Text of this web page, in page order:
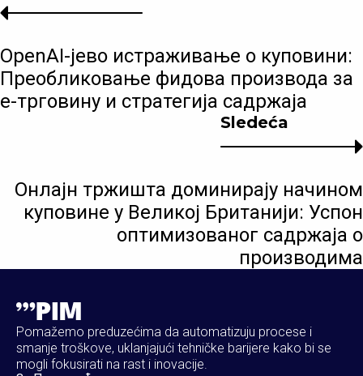
Sledeća
Онлајн тржишта доминирају начином
куповине у Великој Британији: Успон
оптимизованог садржаја о
производима
OpenAI-јево истраживање о куповини:
Преобликовање фидова производа за
е-трговину и стратегија садржаја
Pomažemo preduzećima da automatizuju procese i
smanje troškove, uklanjajući tehničke barijere kako bi se
mogli fokusirati na rast i inovacije.